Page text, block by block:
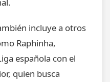
incluye a otros
Raphinha,
española con el
quien busca